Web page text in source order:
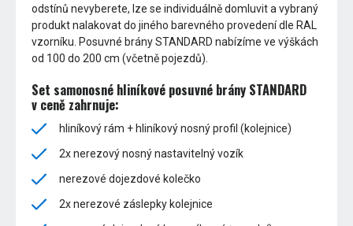
odstínů nevyberete, lze se individuálně domluvit a vybraný
produkt nalakovat do jiného barevného provedení dle RAL
vzorníku. Posuvné brány STANDARD nabízíme ve výškách
od 100 do 200 cm (včetně pojezdů).
Set samonosné hliníkové posuvné brány STANDARD
v ceně zahrnuje:
hliníkový rám + hliníkový nosný profil (kolejnice)
2x nerezový nosný nastavitelný vozík
nerezové dojezdové kolečko
2x nerezové záslepky kolejnice